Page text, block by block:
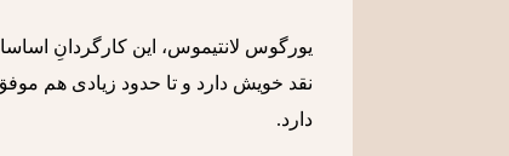
یورگوس لانتیموس، این کارگردانِ
نقد خویش دارد و تا حدود زیادی هم
دارد.